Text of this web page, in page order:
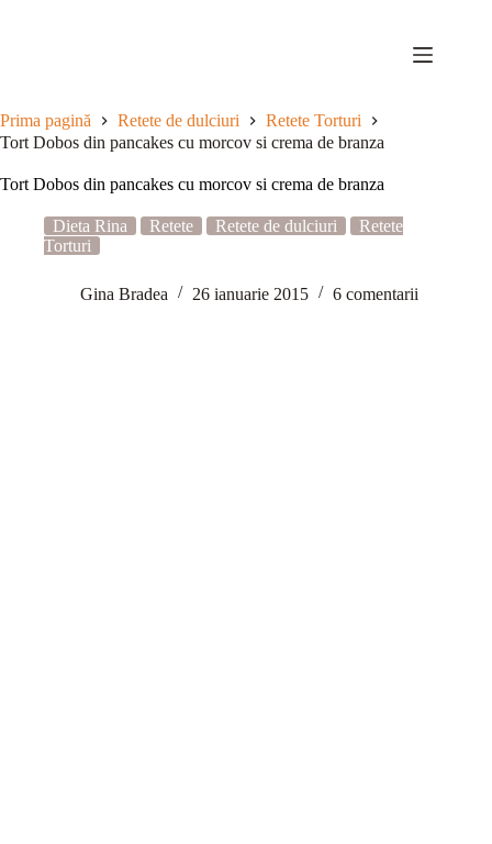
Prima pagină Retete de dulciuri
Retete Torturi
Tort Dobos din pancakes cu morcov si crema de branza
Tort Dobos din pancakes cu morcov si crema de branza
Dieta Rina Retete Retete de dulciuri
Retete
Torturi
Gina Bradea 26 ianuarie 2015 6 comentarii